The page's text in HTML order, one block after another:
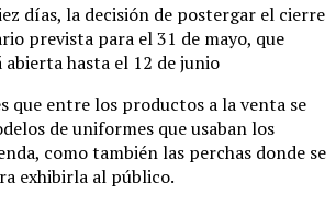
días, la decisión de postergar el cierre
prevista para el 31 de mayo, que
hasta el 12 de junio
que entre los productos a la venta se
de uniformes que usaban los
como también las perchas donde se
exhibirla al público.